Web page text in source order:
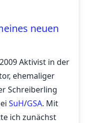
neuen
Aktivist in der
ehemaliger
Schreiberling
SuH/GSA. Mit
ich zunächst